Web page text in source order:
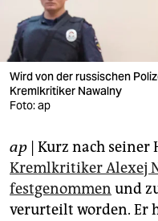
verlag
verlag
veranstaltungen
shop
fragen & hilfe
unterstützen
abo
Wird von der russischen
Kremlkritiker Nawalny
Foto: ap
ap | Kurz nach
Kremlkritiker Alexej
festgenommen und
verurteilt worden. Er